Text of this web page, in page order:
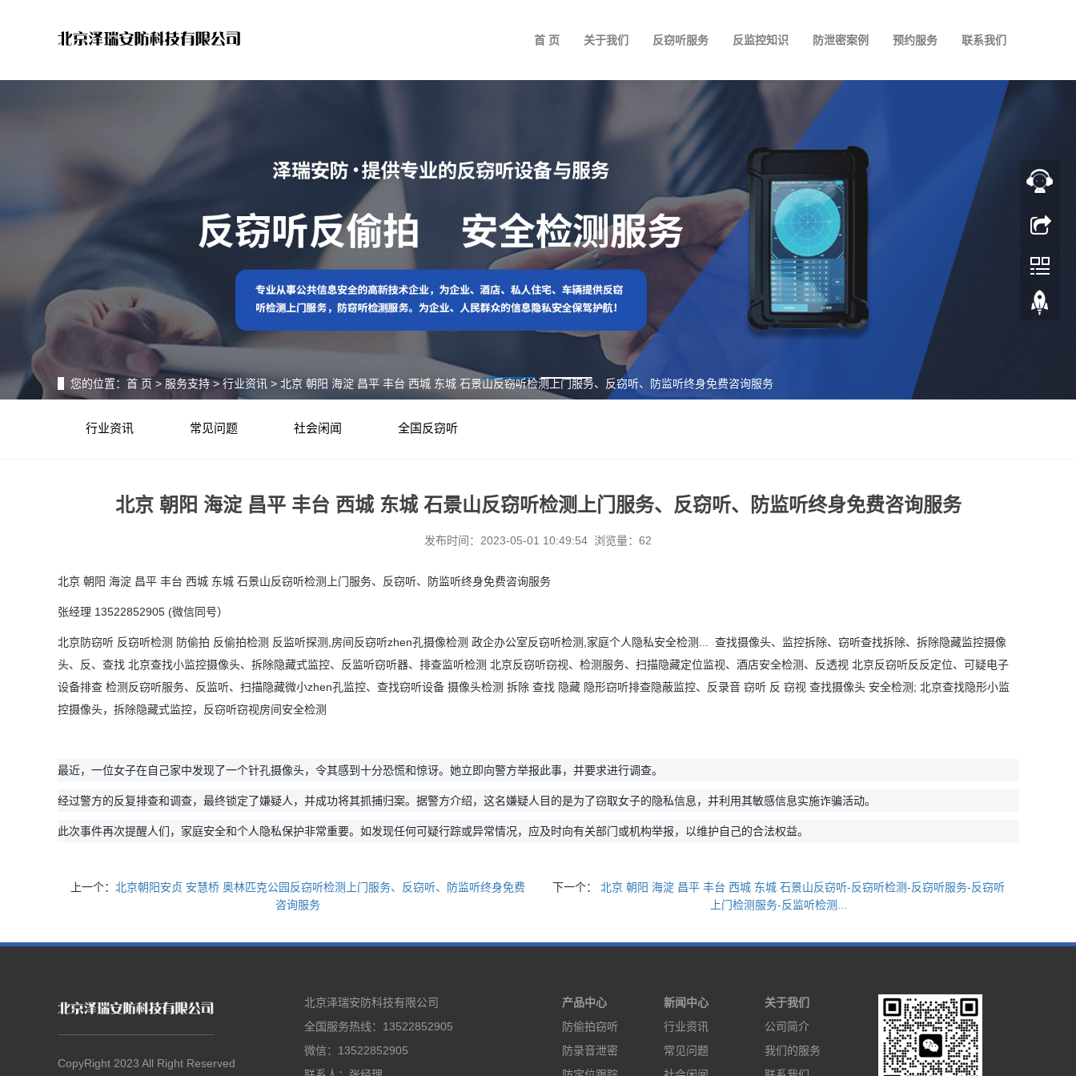
首 页 关于我们 反窃听服务 反监控知识 防泄密案例 预约服务 联系我们
您的位置： 首 页 > 服务支持> 行业资讯 > 北京 朝阳 海淀 昌平 丰台 西城 东城 石景山反窃听检测上门服务、反窃听、防监听终身免费咨询服务
行业资讯 常见问题 社会闲闻 全国反窃听
北京 朝阳 海淀 昌平 丰台 西城 东城 石景山反窃听检测上门服务、反窃听、防监听终身免费咨询服务
发布时间：2023-05-01 10:49:54 浏览量：62
北京 朝阳 海淀 昌平 丰台 西城 东城 石景山反窃听检测上门服务、反窃听、防监听终身免费咨询服务
张经理 13522852905 (微信同号）
北京防窃听 反窃听检测 防偷拍 反偷拍检测 反监听探测 ,房间反窃听zhen孔摄像检测 政企办公室反窃听检测 ,家庭个人隐私安全检测... 查找摄像头、监控拆除、窃听查找拆除、拆除隐藏监控摄像
头、反、查找 北京查找小监控摄像头、拆除隐藏式监控、反监听窃听器、排查监听检测 北京反窃听窃视、检测服务、扫描隐藏定位监视、酒店安全检测、反透视 北京反窃听反反定位、可疑电子
设备排查 检测反窃听服务、反监听、扫描隐藏微小zhen孔监控、查找窃听设备 摄像头检测 拆除 查找 隐藏 隐形窃听排查隐蔽监控、反录音 窃听 反 窃视 查找摄像头 安全检测 ; 北京查找隐形小监
控摄像头，拆除隐藏式监控，反窃听窃视房间安全检测
最近，一位女子在自己家中发现了一个针孔摄像头，令其感到十分恐慌和惊讶。她立即向警方举报此事，并要求进行调查。
经过警方的反复排查和调查，最终锁定了嫌疑人，并成功将其抓捕归案。据警方介绍，这名嫌疑人目的是为了窃取女子的隐私信息，并利用其敏感信息实施诈骗活动。
此次事件再次提醒人们，家庭安全和个人隐私保护非常重要。如发现任何可疑行踪或异常情况，应及时向有关部门或机构举报，以维护自己的合法权益。
上一个： 北京朝阳安贞 安慧桥 奥林匹克公园反窃听检测上门服务、反窃听、防监听终身免费
咨询服务
下一个：
北京 朝阳 海淀 昌平 丰台 西城 东城 石景山反窃听-反窃听检测-反窃听服务-反窃听
上门检测服务-反监听检测...
CopyRight 2023 All Right Reserved
北京泽瑞安防科技有限公司
全国服务热线：13522852905
微信：13522852905
产品中心
防偷拍窃听
防录音泄密
新闻中心
行业资讯
常见问题
关于我们
公司简介
我们的服务